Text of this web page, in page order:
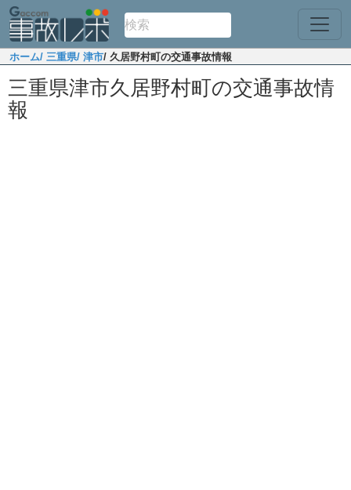
ホーム/ 三重県/ 津市/ 久居野村町の交通事故情報
三重県津市久居野村町の交通事故情
報